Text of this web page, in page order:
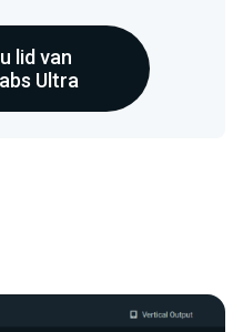
lid van
Ultra